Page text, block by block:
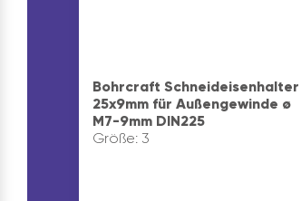
Bohrcraft Schneideisenhalter
25x9mm für Außengewinde ø
M7-9mm DIN225
Größe: 3